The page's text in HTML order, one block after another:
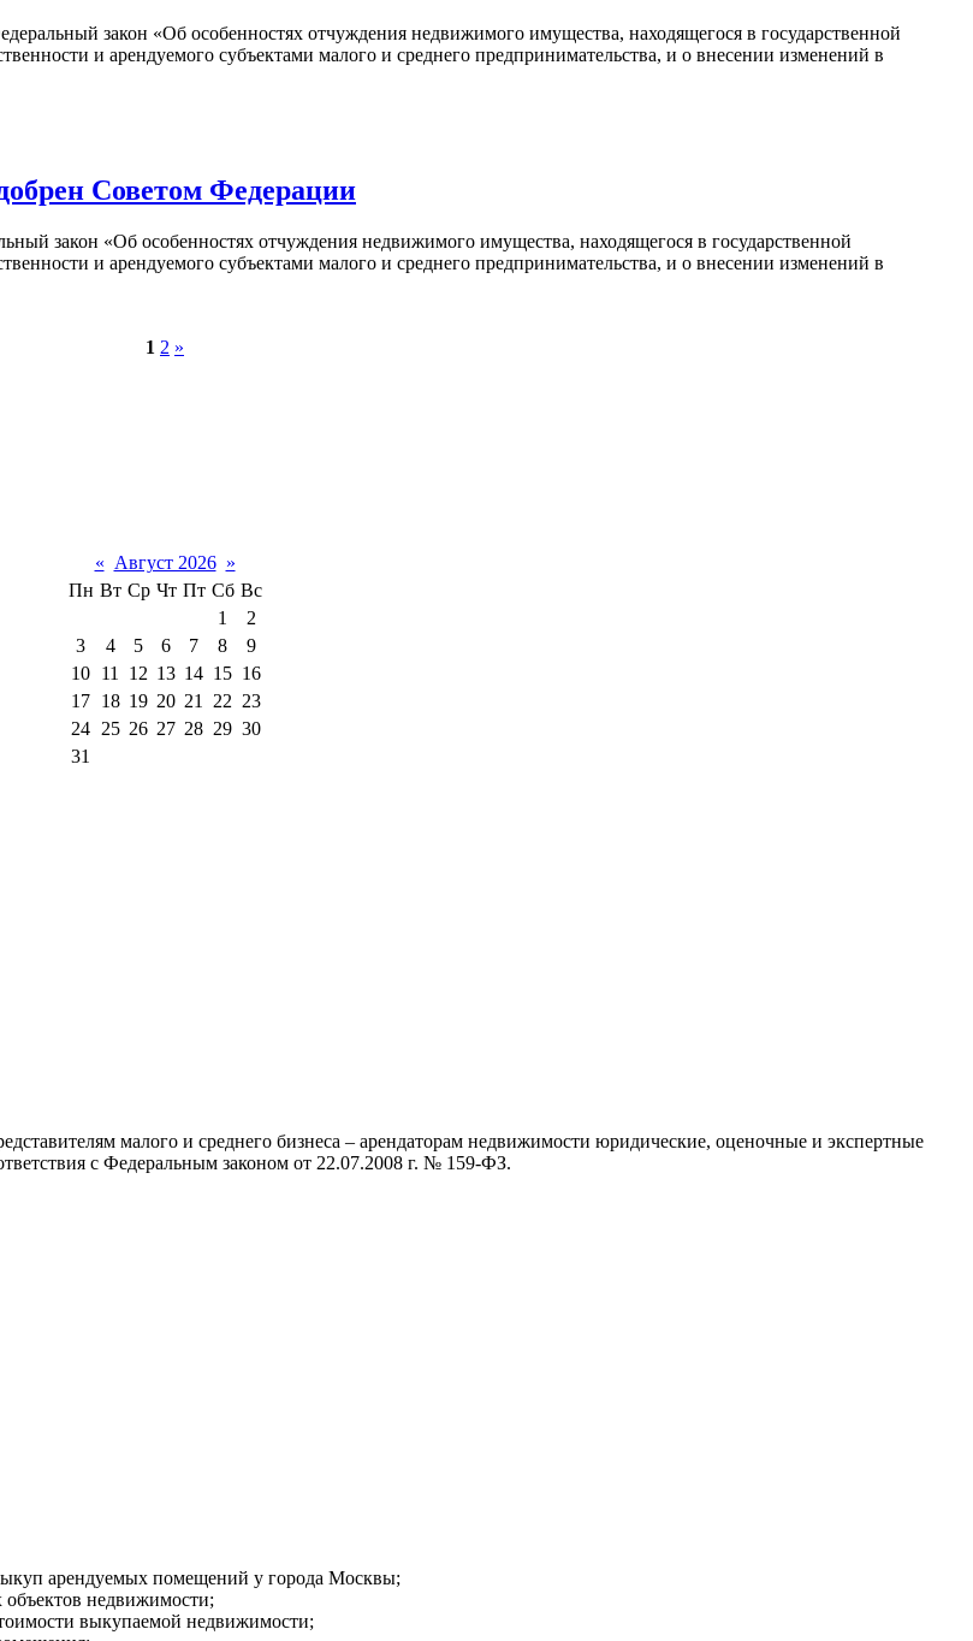
закон «Об особенностях отчуждения недвижимого имущества, находящегося в государственной
и арендуемого субъектами малого и среднего предпринимательства, и о внесении изменений в
Советом Федерации
закон «Об особенностях отчуждения недвижимого имущества, находящегося в государственной
и арендуемого субъектами малого и среднего предпринимательства, и о внесении изменений в
1 2 »
« Август 2026 »
Пн Вт Ср Чт Пт Сб Вс
1
2
3
4 5 6 7 8
9
10 11 12 13 14 15 16
17 18 19 20 21 22 23
24 25 26 27 28 29 30
31
малого и среднего бизнеса – арендаторам недвижимости юридические, оценочные и экспертные
с Федеральным законом от 22.07.2008 г. № 159-ФЗ.
арендуемых помещений у города Москвы;
недвижимости;
выкупаемой недвижимости;